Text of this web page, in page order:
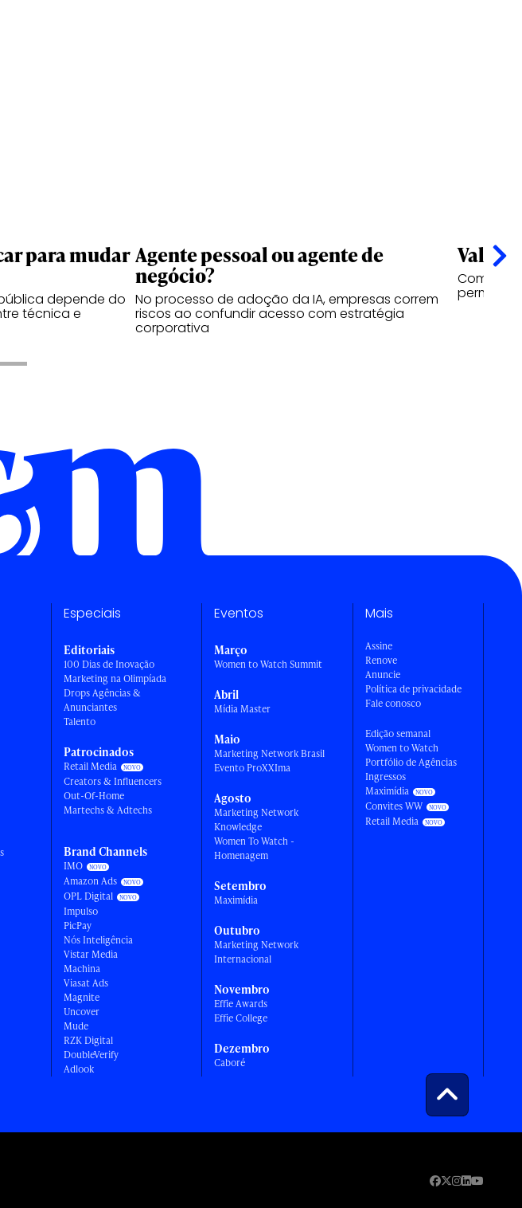
para mudar
depende do
técnica e
Agente pessoal ou agente de
negócio?
No processo de adoção da IA, empresas correm
riscos ao confundir acesso com estratégia
corporativa
Valor
Como a
Especiais
Editoriais
100 Dias de Inovação
Marketing na Olimpíada
Drops Agências &
Anunciantes
Talento
Patrocinados
Retail Media
Creators & Influencers
Out-Of-Home
Martechs & Adtechs
Brand Channels
IMO
Amazon Ads
OPL Digital
Impulso
PicPay
Nós Inteligência
Vistar Media
Machina
Viasat Ads
Magnite
Uncover
Mude
RZK Digital
DoubleVerify
Adlook
Eventos
Março
Women to Watch Summit
Abril
Mídia Master
Maio
Marketing Network Brasil
Evento ProXXIma
Agosto
Marketing Network
Knowledge
Women To Watch -
Homenagem
Setembro
Maximídia
Outubro
Marketing Network
Internacional
Novembro
Effie Awards
Effie College
Dezembro
Caboré
Mais
Assine
Renove
Anuncie
Política de privacidade
Fale conosco
Edição semanal
Women to Watch
Portfólio de Agências
Ingressos
Maximídia
Convites WW
Retail Media